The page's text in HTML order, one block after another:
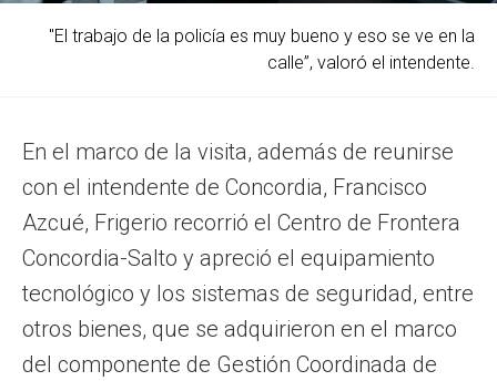
"El trabajo de la policía es muy bueno y eso se ve en la
calle”, valoró el intendente.
En el marco de la visita, además de reunirse
con el intendente de Concordia, Francisco
Azcué, Frigerio recorrió el Centro de Frontera
Concordia-Salto y apreció el equipamiento
tecnológico y los sistemas de seguridad, entre
otros bienes, que se adquirieron en el marco
del componente de Gestión Coordinada de